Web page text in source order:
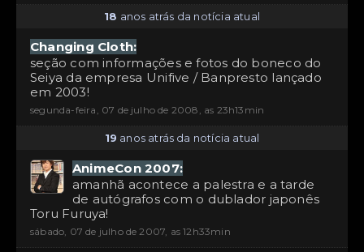
18 anos atrás da notícia atual
Changing Cloth:
seção com informações e fotos do boneco do
Seiya da empresa Unifive / Banpresto lançado
em 2003!
segunda-feira, 07 de julho de 2008, as 23h13min
19 anos atrás da notícia atual
AnimeCon 2007:
amanhã acontece a palestra e a tarde
de autógrafos com o dublador japonês
Toru Furuya!
sábado, 07 de julho de 2007, as 12h33min